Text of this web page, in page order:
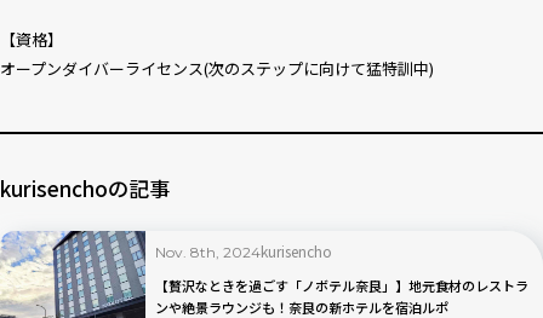
【資格】
オープンダイバーライセンス(次のステップに向けて猛特訓中)
kurisenchoの記事
Nov. 8th, 2024kurisencho
【贅沢なときを過ごす「ノボテル奈良」】地元食材のレストラ
ンや絶景ラウンジも！奈良の新ホテルを宿泊ルポ